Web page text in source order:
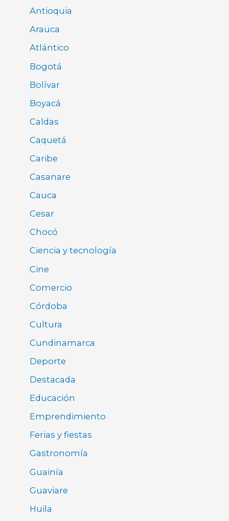
Antioquia
Arauca
Atlántico
Bogotá
Bolívar
Boyacá
Caldas
Caquetá
Caribe
Casanare
Cauca
Cesar
Chocó
Ciencia y tecnología
Cine
Comercio
Córdoba
Cultura
Cundinamarca
Deporte
Destacada
Educación
Emprendimiento
Ferias y fiestas
Gastronomía
Guainía
Guaviare
Huila